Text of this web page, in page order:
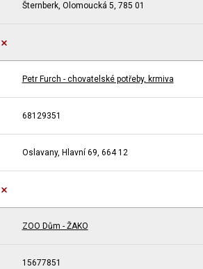
Šternberk, Olomoucká 5, 785 01
Petr Furch - chovatelské potřeby, krmiva
68129351
Oslavany, Hlavní 69, 664 12
ZOO Dům - ŽAKO
15677851